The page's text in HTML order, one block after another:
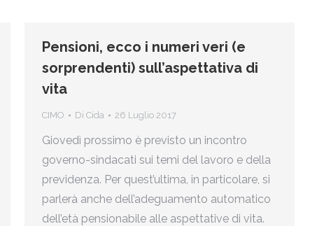
Pensioni, ecco i numeri veri (e
sorprendenti) sull’aspettativa di
vita
CIMO Di Cida 26 Luglio 2017
Giovedì prossimo è previsto un incontro
governo-sindacati sui temi del lavoro e della
previdenza. Per quest’ultima, in particolare, si
parlerà anche dell’adeguamento automatico
dell’età pensionabile alle aspettative di vita.